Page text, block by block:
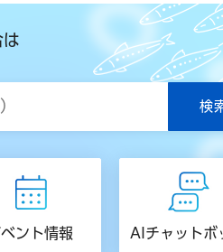
は
ベント情報 AIチャットボ